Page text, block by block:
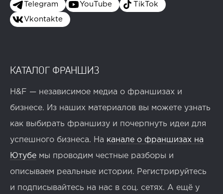
Telegram YouTube TikTok
Vkontakte
КАТАЛОГ ФРАНШИЗ
H&F — независимое медиа о франшизах и
бизнесе. Из наших материалов вы можете узнать
как выбирать франшизу и почерпнуть идеи для
успешного бизнеса. На канале о франшизах на
Ютубе мы проводим честные разборы и
описываем реальные истории. Регистрируйтесь
и подписывайтесь на нас в соц. сетях. А ещё у